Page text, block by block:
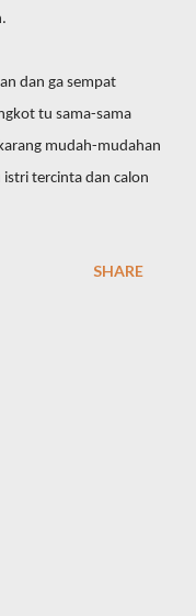
dan ga sempat
tu sama-sama
mudah-mudahan
tercinta dan calon
SHARE